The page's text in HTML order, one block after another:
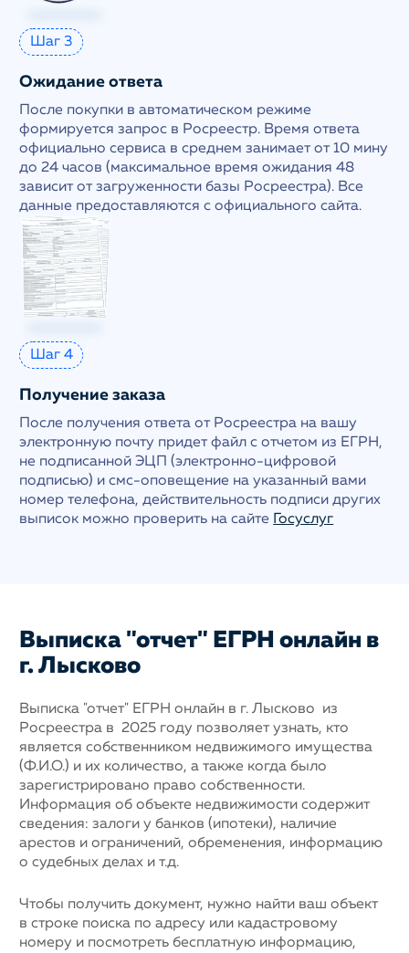
Шаг 3
Ожидание ответа
После покупки в автоматическом режиме
формируется запрос в Росреестр. Время ответа
официально сервиса в среднем занимает от 10 мину
до 24 часов (максимальное время ожидания 48
зависит от загруженности базы Росреестра). Все
данные предоставляются с официального сайта.
Шаг 4
Получение заказа
После получения ответа от Росреестра на вашу
электронную почту придет файл с отчетом из ЕГРН,
не подписанной ЭЦП (электронно-цифровой
подписью) и смс-оповещение на указанный вами
номер телефона, действительность подписи других
выписок можно проверить на сайте
Госуслуг
Выписка "отчет" ЕГРН онлайн в
г. Лысково
Выписка "отчет" ЕГРН онлайн в г. Лысково из
Росреестра в 2025 году позволяет узнать, кто
является собственником недвижимого имущества
(Ф.И.О.) и их количество, а также когда было
зарегистрировано право собственности.
Информация об объекте недвижимости содержит
сведения: залоги у банков (ипотеки), наличие
арестов и ограничений, обременения, информацию
о судебных делах и т.д.
Чтобы получить документ, нужно найти ваш объект
в строке поиска по адресу или кадастровому
номеру и посмотреть бесплатную информацию,